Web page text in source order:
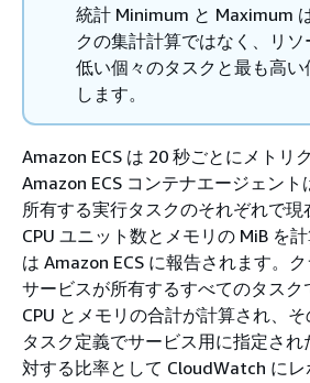
統計 Minimum と Maximum
クの集計計算ではなく、リ
低い個々のタスクと最も高
します。
Amazon ECS は 20 秒ごとにメトリ
Amazon ECS コンテナエージェン
所有する実行タスクのそれぞれで現
CPU ユニット数とメモリの MiB を
は Amazon ECS に報告されます。
サービスが所有するすべてのタスク
CPU とメモリの合計が計算され、
タスク定義でサービス用に指定さ
対する比率として CloudWatch に